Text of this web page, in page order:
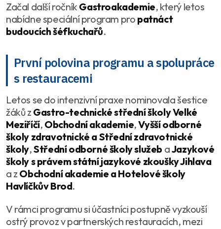
Začal další ročník Gastroakademie, který letos
nabídne speciální program pro patnáct
budoucích šéfkuchařů.
První polovina programu a spolupráce
s restauracemi
Letos se do intenzivní praxe nominovala šestice
žáků z Gastro-technické střední školy Velké
Meziříčí, Obchodní akademie,Vyšší odborné
školy zdravotnické a Střední zdravotnické
školy,Střední odborné školy služeb aJazykové
školy s právem státní jazykové zkoušky Jihlava
a z Obchodní akademie a Hotelové školy
Havlíčkův Brod.
V rámci programu si účastníci postupně vyzkouší
ostrý provoz v partnerských restauracích, mezi